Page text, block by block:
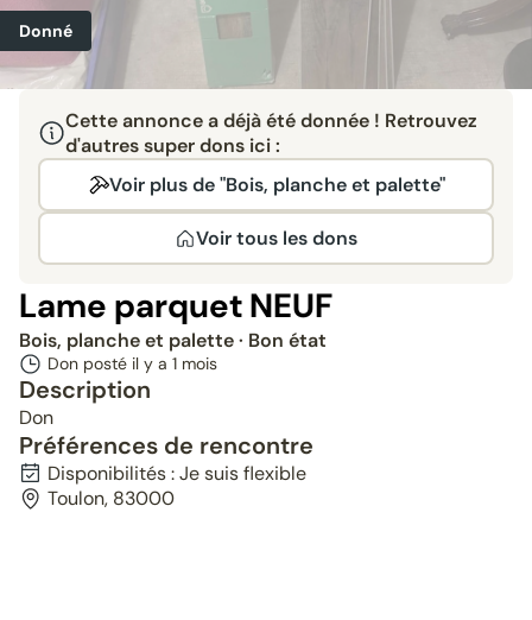
Donné
Cette annonce a déjà été donnée ! Retrouvez
d'autres super dons ici :
Voir plus de "Bois, planche et palette"
Voir tous les dons
Lame parquet NEUF
Bois, planche et palette· Bon état
Don posté il y a 1 mois
Description
Don
Préférences de rencontre
Disponibilités : Je suis flexible
Toulon, 83000